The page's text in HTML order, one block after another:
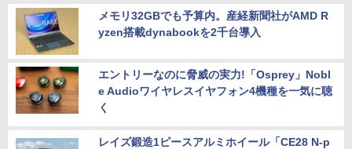
メモリ32GBでも予算内。産経新聞社がAMD R
yzen搭載dynabookを2千台導入
エントリーなのに脅威の実力!「Osprey」Nobl
e Audioワイヤレスイヤフォン4機種を一気に聴
く
レイズ鍛造1ピースアルミホイール「CE28 N-p